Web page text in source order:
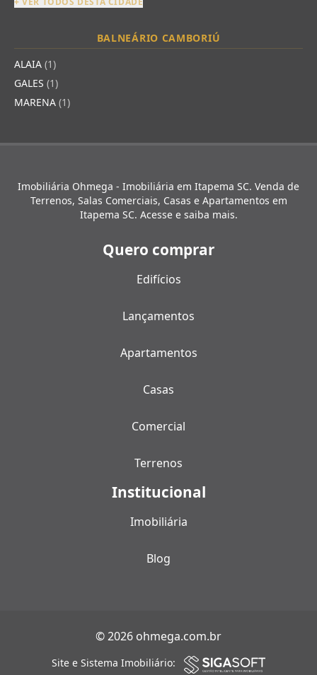
BALNEÁRIO CAMBORIÚ
ALAIA (1)
GALES (1)
MARENA (1)
Imobiliária Ohmega - Imobiliária em Itapema SC. Venda de
Terrenos, Salas Comerciais, Casas e Apartamentos em
Itapema SC. Acesse e saiba mais.
Quero comprar
Edifícios
Lançamentos
Apartamentos
Casas
Comercial
Terrenos
Institucional
Imobiliária
Blog
© 2026 ohmega.com.br
Site e Sistema Imobiliário: